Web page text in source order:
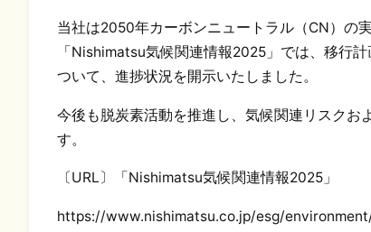
当社は2050年カーボンニュートラル（CN）の
「Nishimatsu気候関連情報2025」では、移行
ついて、進捗状況を開示いたしました。
今後も脱炭素活動を推進し、気候関連リスク
す。
〔URL〕「Nishimatsu気候関連情報2025」
https://www.nishimatsu.co.jp/esg/